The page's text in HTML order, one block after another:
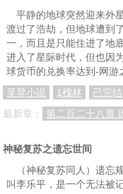
平静的地球突然迎来外
渡过了浩劫，但地球遭到
一，而且是只能住进了地
进入了星际时代，但也因
球货币的兑换率达到-网游
灵异小说
1槐林
已完结
最新章：
第二百二十八章
神秘复苏之遗忘世间
（神秘复苏同人）遗
叫李乐平，是一个无法被